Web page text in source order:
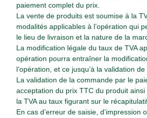
paiement complet du prix.
La vente de produits est soumise à la
modalités applicables à l’opération qui
le lieu de livraison et la nature de la
La modification légale du taux de TVA
opération pourra entraîner la
l’opération, et ce jusqu’à la validation
La validation de la commande par le
acceptation du prix TTC du produit
la TVA au taux figurant sur le
En cas d’erreur de saisie, d’impression